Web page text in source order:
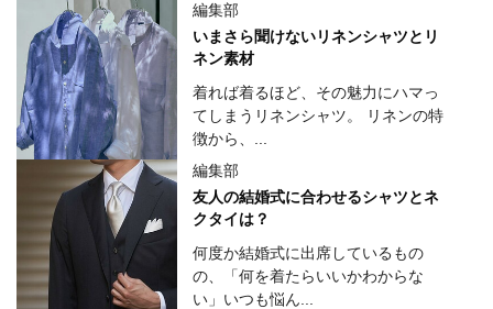
編集部
いまさら聞けないリネンシャツとリ
ネン素材
着れば着るほど、その魅力にハマっ
てしまうリネンシャツ。 リネンの特
徴から、...
編集部
友人の結婚式に合わせるシャツとネ
クタイは？
何度か結婚式に出席しているもの
の、「何を着たらいいかわからな
い」いつも悩ん...